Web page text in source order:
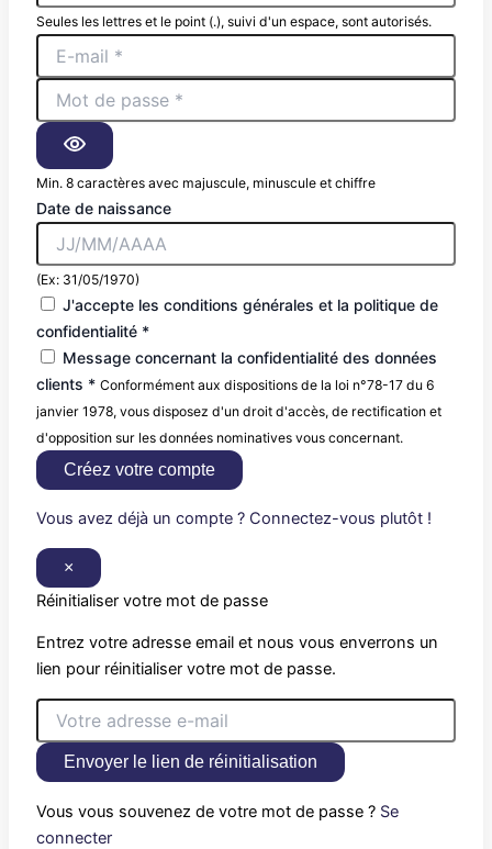
Seules les lettres et le point (.), suivi d'un espace, sont autorisés.
Min. 8 caractères avec majuscule, minuscule et chiffre
Date de naissance
(Ex: 31/05/1970)
J'accepte les conditions générales et la politique de
confidentialité *
Message concernant la confidentialité des données
clients * Conformément aux dispositions de la loi n°78-17 du 6
janvier 1978, vous disposez d'un droit d'accès, de rectification et
d'opposition sur les données nominatives vous concernant.
Créez votre compte
Vous avez déjà un compte ? Connectez-vous plutôt !
×
Réinitialiser votre mot de passe
Entrez votre adresse email et nous vous enverrons un
lien pour réinitialiser votre mot de passe.
Envoyer le lien de réinitialisation
Vous vous souvenez de votre mot de passe ? Se
connecter